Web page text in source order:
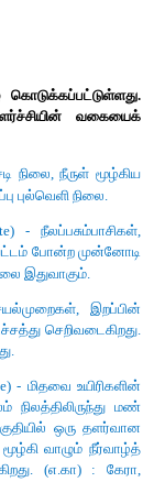
பிரமிட்
எவ்வாறு